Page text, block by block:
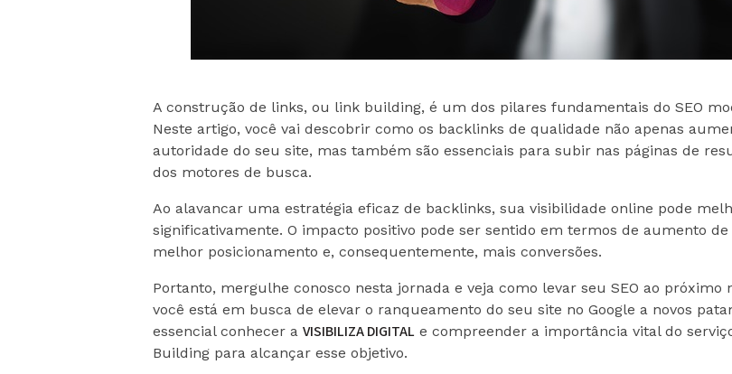
A construção de links, ou link building, é um dos pilares fundamentais do SEO
Neste artigo, você vai descobrir como os backlinks de qualidade não apenas
autoridade do seu site, mas também são essenciais para subir nas páginas de
dos motores de busca.
Ao alavancar uma estratégia eficaz de backlinks, sua visibilidade online pode
significativamente. O impacto positivo pode ser sentido em termos de aumento de
melhor posicionamento e, consequentemente, mais conversões.
Portanto, mergulhe conosco nesta jornada e veja como levar seu SEO ao próximo
você está em busca de elevar o ranqueamento do seu site no Google a novos
essencial conhecer aVISIBILIZA DIGITAL e compreender a importância vital do
Building para alcançar esse objetivo.